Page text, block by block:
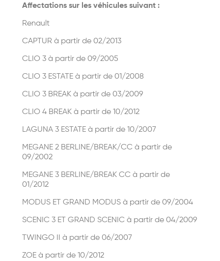
Affectations sur les véhicules suivant :
Renault
CAPTUR à partir de 02/2013
CLIO 3 à partir de 09/2005
CLIO 3 ESTATE à partir de 01/2008
CLIO 3 BREAK à partir de 03/2009
CLIO 4 BREAK à partir de 10/2012
LAGUNA 3 ESTATE à partir de 10/2007
MEGANE 2 BERLINE/BREAK/CC à partir de
09/2002
MEGANE 3 BERLINE/BREAK CC à partir de
01/2012
MODUS ET GRAND MODUS à partir de 09/2004
SCENIC 3 ET GRAND SCENIC à partir de 04/2009
TWINGO II à partir de 06/2007
ZOE à partir de 10/2012